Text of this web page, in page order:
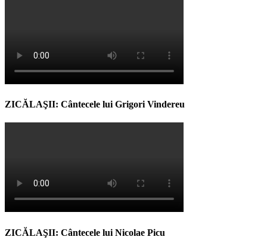
ZICĂLAŞII: Cântecele lui Grigori Vindereu
ZICĂLAŞII: Cântecele lui Nicolae Picu